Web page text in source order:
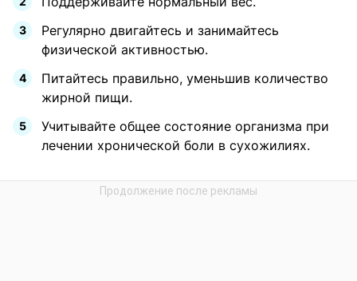
Регулярно двигайтесь и занимайтесь
физической активностью.
Питайтесь правильно, уменьшив количество
жирной пищи.
Учитывайте общее состояние организма при
лечении хронической боли в сухожилиях.